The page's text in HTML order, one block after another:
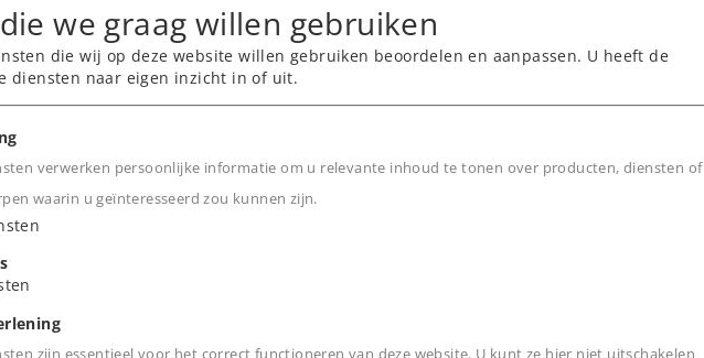
we graag willen gebruiken
die wij op deze website willen gebruiken beoordelen en aanpassen. U heeft de
diensten naar eigen inzicht in of uit.
verwerken persoonlijke informatie om u relevante inhoud te tonen over producten, diensten of
waarin u geïnteresseerd zou kunnen zijn.